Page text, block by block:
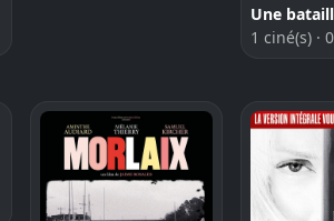
1 ciné(s) ·